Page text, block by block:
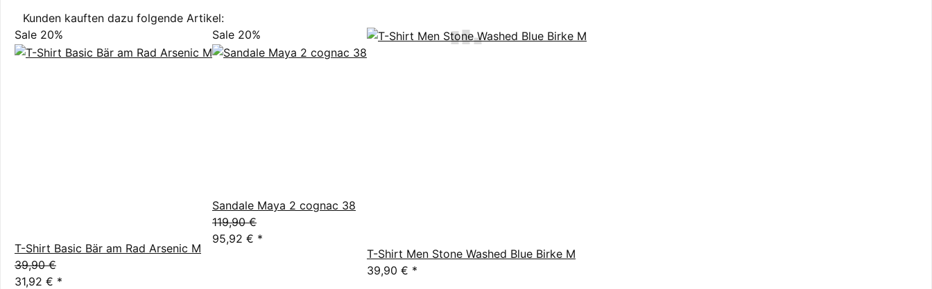
Kunden kauften dazu folgende Artikel:
Sale 20%
T-Shirt Basic Bär am Rad Arsenic M
39,90 €
31,92 € *
Sale 20%
Sandale Maya 2 cognac 38
119,90 €
95,92 € *
T-Shirt Men Stone Washed Blue Birke M
39,90 € *